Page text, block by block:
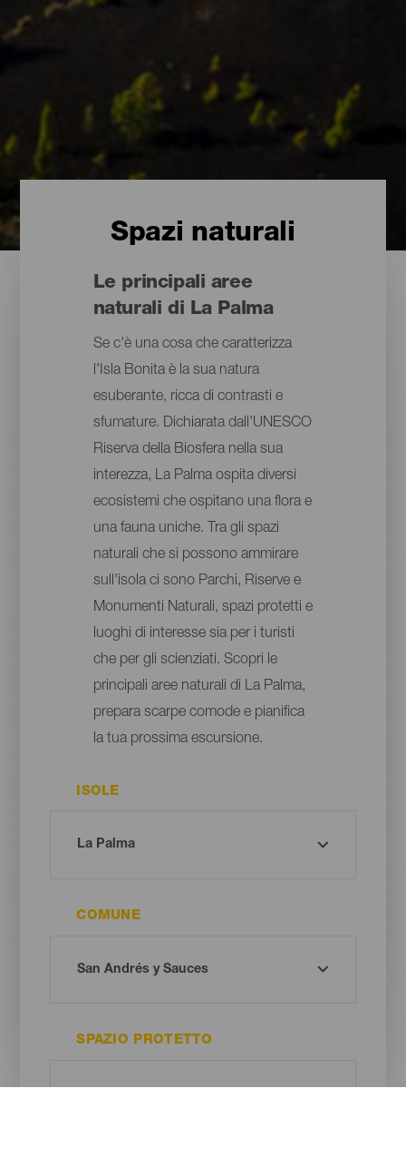
Spazi naturali
Le principali aree
naturali di La Palma
Se c'è una cosa che caratterizza
l'Isla Bonita è la sua natura
esuberante, ricca di contrasti e
sfumature. Dichiarata dall'UNESCO
Riserva della Biosfera nella sua
interezza, La Palma ospita diversi
ecosistemi che ospitano una flora e
una fauna uniche. Tra gli spazi
naturali che si possono ammirare
sull'isola ci sono Parchi, Riserve e
Monumenti Naturali, spazi protetti e
luoghi di interesse sia per i turisti
che per gli scienziati. Scopri le
principali aree naturali di La Palma,
prepara scarpe comode e pianifica
la tua prossima escursione.
ISOLE
COMUNE
SPAZIO PROTETTO